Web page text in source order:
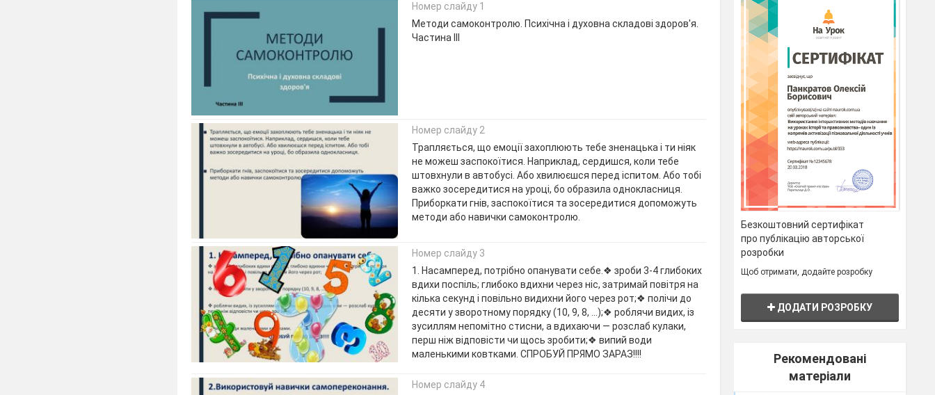
Номер слайду 1
Методи самоконтролю. Психічна і духовна складові здоров'я.
Частина ІІІ
Номер слайду 2
Трапляється, що емоції захоплюють тебе зненацька і ти ніяк
не можеш заспокоїтися. Наприклад, сердишся, коли тебе
штовхнули в автобусі. Або хвилюєшся перед іспитом. Або тобі
важко зосередитися на уроці, бо образила однокласниця.
Приборкати гнів, заспокоїтися та зосередитися допоможуть
методи або навички самоконтролю.
Номер слайду 3
1. Насамперед, потрібно опанувати себе.❖ зроби 3-4 глибоких
вдихи поспіль; глибоко вдихни через ніс, затримай повітря на
кілька секунд і повільно видихни його через рот;❖ полічи до
десяти у зворотному порядку (10, 9, 8, …);❖ роблячи видих, із
зусиллям непомітно стисни, а вдихаючи — розслаб кулаки,
перш ніж відповісти чи щось зробити;❖ випий води
маленькими ковтками. СПРОБУЙ ПРЯМО ЗАРАЗ!!!!
Номер слайду 4
Безкоштовний сертифікат
про публікацію авторської
розробки
Щоб отримати, додайте розробку
ДОДАТИ РОЗРОБКУ
Рекомендовані
матеріали